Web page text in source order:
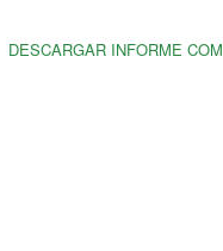
DESCARGAR INFORME